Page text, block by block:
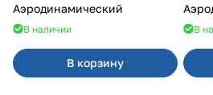
Аэродинамический
В наличии
В корзину
В